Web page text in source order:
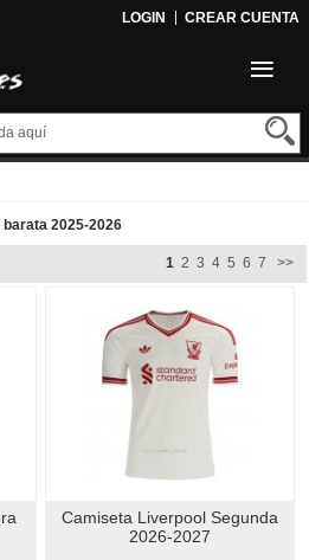
LOGIN CREAR CUENTA
2025-2026
1 2 3 4 5 6 7 >>
Camiseta Liverpool Segunda
2026-2027